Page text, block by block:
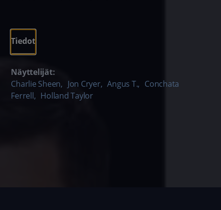
Tiedot
Näyttelijät:
Charlie Sheen, Jon Cryer, Angus T., Conchata
Ferrell, Holland Taylor